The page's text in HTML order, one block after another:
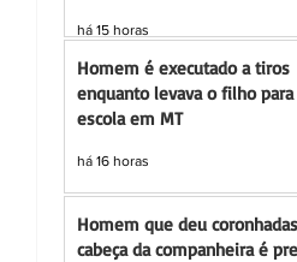
há 15 horas
Homem é executado a tiros
enquanto levava o filho para
escola em MT
há 16 horas
Homem que deu
cabeça da companheira é